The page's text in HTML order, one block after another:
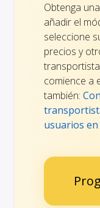
Obtenga
añadir el
seleccione
precios y
comience a
también:
usuarios